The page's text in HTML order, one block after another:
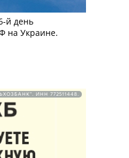
й день
на Украине.
ИНН 772511448.